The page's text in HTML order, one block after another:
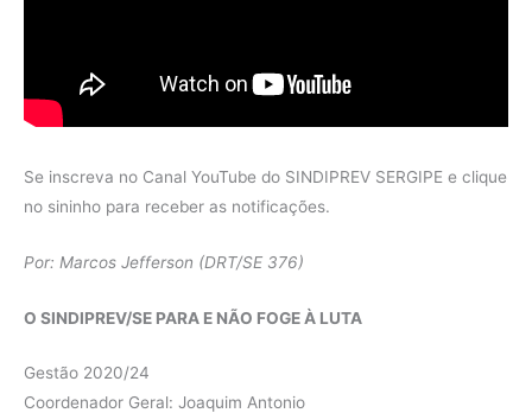
Se inscreva no Canal YouTube do SINDIPREV SERGIPE e clique
no sininho para receber as notificações.
Por: Marcos Jefferson (DRT/SE 376)
O SINDIPREV/SE PARA E NÃO FOGE À LUTA
Gestão 2020/24
Coordenador Geral: Joaquim Antonio